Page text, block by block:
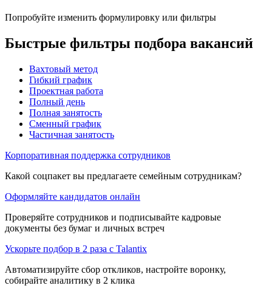
Попробуйте изменить формулировку или фильтры
Быстрые фильтры подбора вакансий
Вахтовый метод
Гибкий график
Проектная работа
Полный день
Полная занятость
Сменный график
Частичная занятость
Корпоративная поддержка сотрудников
Какой соцпакет вы предлагаете семейным сотрудникам?
Оформляйте кандидатов онлайн
Проверяйте сотрудников и подписывайте кадровые
документы без бумаг и личных встреч
Ускорьте подбор в 2 раза с Talantix
Автоматизируйте сбор откликов, настройте воронку,
собирайте аналитику в 2 клика